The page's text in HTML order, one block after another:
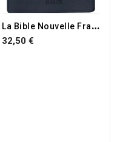
L
a Bible Nouvelle Français Courant bleu avec fermeture
32,50 €